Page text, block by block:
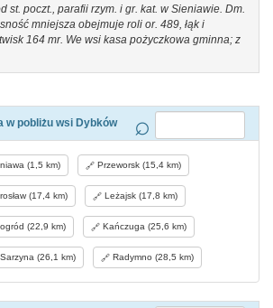
st. poczt., parafii rzym. i gr. kat. w Sieniawie. Dm.
mniejsza obejmuje roli or. 489, łąk i
164 mr. We wsi kasa pożyczkowa gminna; z
w pobliżu wsi Dybków
(1,5 km) Przeworsk (15,4 km)
(17,4 km) Leżajsk (17,8 km)
(22,9 km) Kańczuga (25,6 km)
(26,1 km) Radymno (28,5 km)